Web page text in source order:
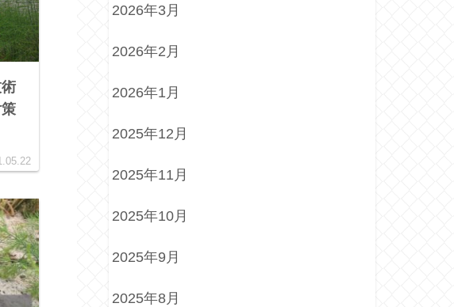
2026年3月
2026年2月
2026年1月
2025年12月
2025年11月
2025年10月
2025年9月
2025年8月